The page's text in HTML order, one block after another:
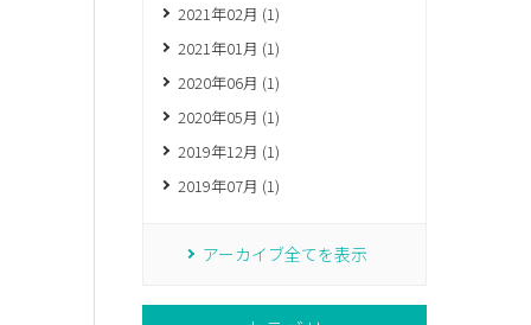
2021年02月 (1)
2021年01月 (1)
2020年06月 (1)
2020年05月 (1)
2019年12月 (1)
2019年07月 (1)
アーカイブ全てを表示